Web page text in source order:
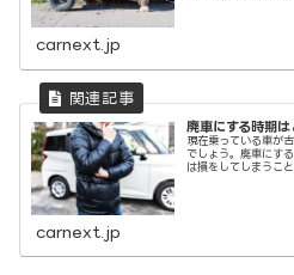
carnext.jp
廃車にする時期
現在乗っている車が
でしょう。廃車にす
は損をしてしまうこ
carnext.jp